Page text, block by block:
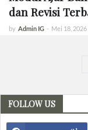
dan Revisi
by Admin IG - Mei 18, 2026
FOLLOW US